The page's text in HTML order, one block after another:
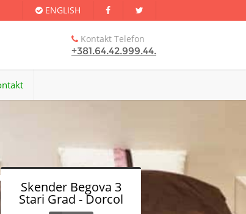
ENGLISH
Kontakt Telefon
+381.64.42.999.44.
Skender Begova 3
Stari Grad - Dorcol